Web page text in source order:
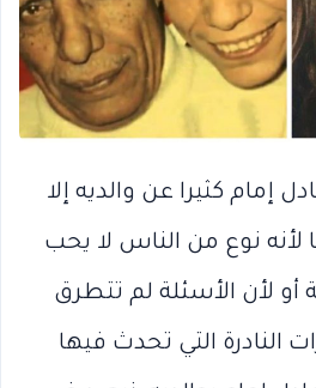
إمام كثيرا عن والديه إلا
لأنه نوع من الناس لا يحب
أو لأن الأسئلة لم تتطرق
النادرة التي تحدث فيها